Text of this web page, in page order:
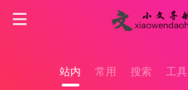
站内 常用 搜索 工具